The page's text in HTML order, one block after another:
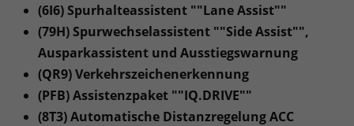
(6I6) Spurhalteassistent ""Lane Assist""
(79H) Spurwechselassistent ""Side Assist"",
Ausparkassistent und Ausstiegswarnung
(QR9) Verkehrszeichenerkennung
(PFB) Assistenzpaket ""IQ.DRIVE""
(8T3) Automatische Distanzregelung ACC